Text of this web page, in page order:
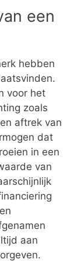
een
hebben
voor het
zoals
aftrek van
dat
in een
van
aan